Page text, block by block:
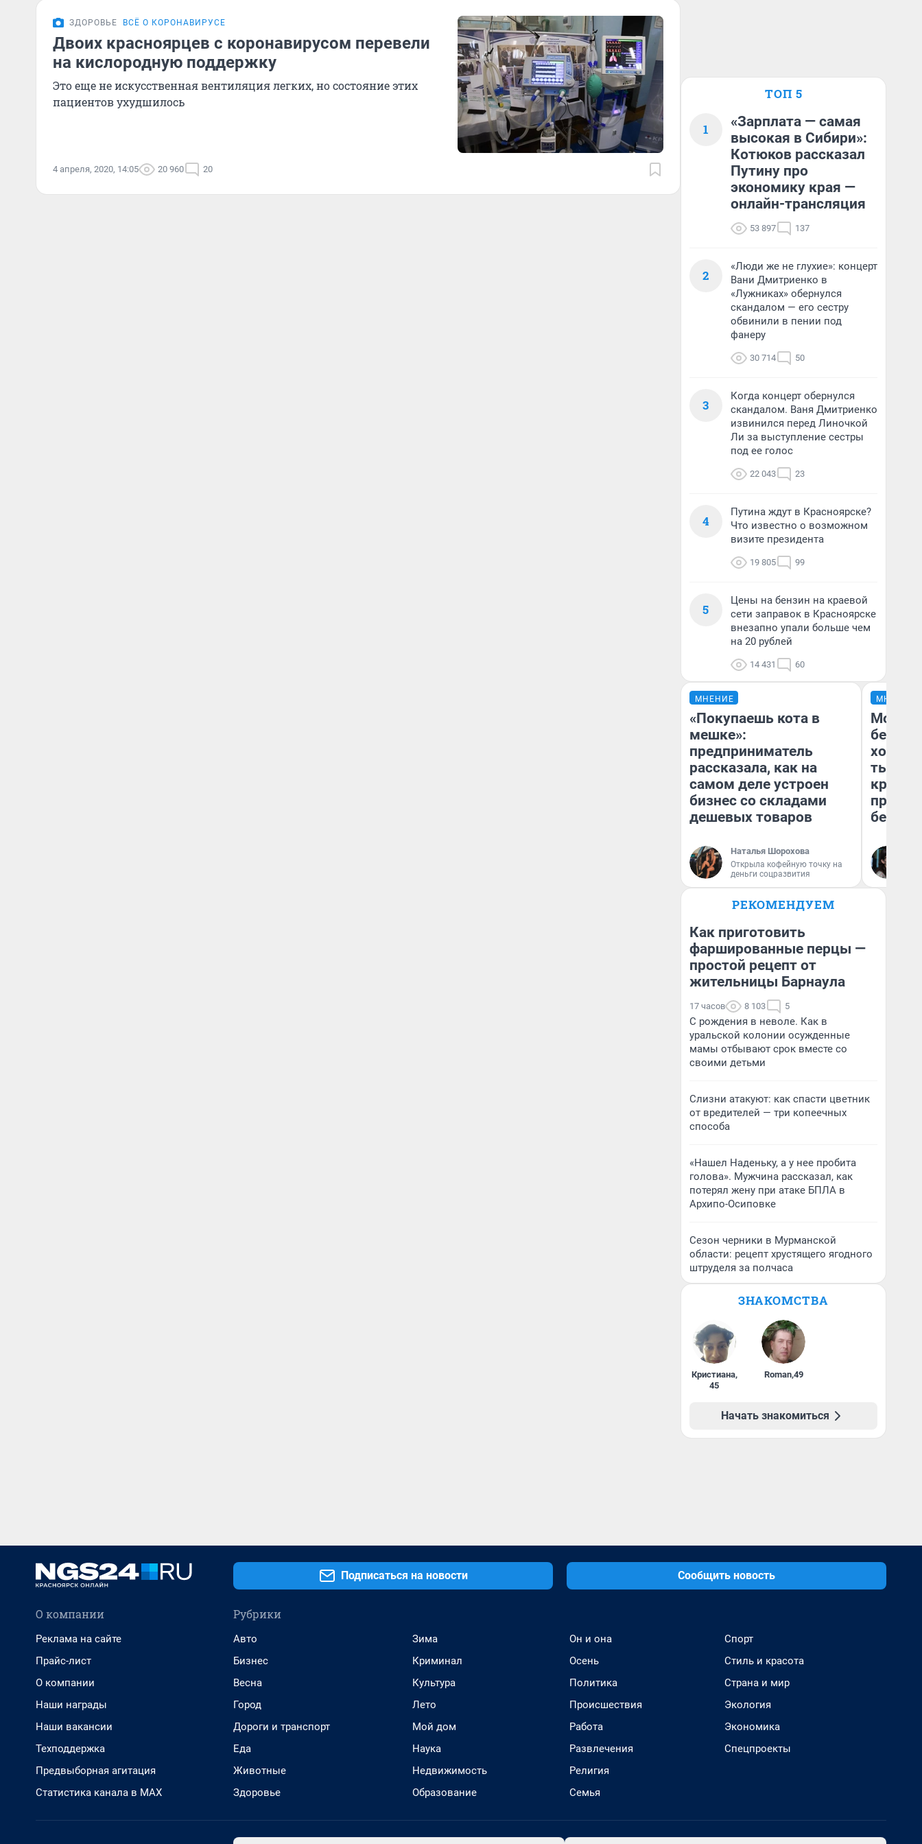
ЗДОРОВЬЕ ВСЁ О КОРОНАВИРУСЕ
Двоих красноярцев с коронавирусом перевели
на кислородную поддержку
Это еще не искусственная вентиляция легких, но состояние этих
пациентов ухудшилось
4 апреля, 2020, 14:05 20 960 20
ТОП 5
1
«Зарплата — самая
высокая в Сибири»:
Котюков рассказал
Путину про
экономику края —
онлайн-трансляция
53 897 137
2
«Люди же не глухие»: концерт
Вани Дмитриенко в
«Лужниках» обернулся
скандалом — его сестру
обвинили в пении под
фанеру
30 714 50
3
Когда концерт обернулся
скандалом. Ваня Дмитриенко
извинился перед Линочкой
Ли за выступление сестры
под ее голос
22 043 23
4
Путина ждут в Красноярске?
Что известно о возможном
визите президента
19 805 99
5
Цены на бензин на краевой
сети заправок в Красноярске
внезапно упали больше чем
на 20 рублей
14 431 60
МНЕНИЕ
«Покупаешь кота в
мешке»:
предприниматель
рассказала, как на
самом деле устроен
бизнес со складами
дешевых товаров
Наталья Шорохова
Открыла кофейную точку на
деньги соцразвития
МНЕНИЕ
Мой
хотела
тысяч,
РЕКОМЕНДУЕМ
Как приготовить
фаршированные перцы —
простой рецепт от
жительницы Барнаула
17 часов 8 103 5
С рождения в неволе. Как в
уральской колонии осужденные
мамы отбывают срок вместе со
своими детьми
Слизни атакуют: как спасти цветник
от вредителей — три копеечных
способа
«Нашел Наденьку, а у нее пробита
голова». Мужчина рассказал, как
потерял жену при атаке БПЛА в
Архипо-Осиповке
Сезон черники в Мурманской
области: рецепт хрустящего ягодного
штруделя за полчаса
ЗНАКОМСТВА
Кристиана,
45
Roman,49
Начать знакомиться
Подписаться на новости Сообщить новость
О компании
Реклама на сайте
Прайс-лист
О компании
Наши награды
Наши вакансии
Техподдержка
Предвыборная агитация
Статистика канала в MAX
Рубрики
Авто
Бизнес
Весна
Город
Дороги и транспорт
Еда
Животные
Здоровье
Зима
Криминал
Культура
Лето
Мой дом
Наука
Недвижимость
Образование
Он и она
Осень
Политика
Происшествия
Работа
Развлечения
Религия
Семья
Спорт
Стиль и красота
Страна и мир
Экология
Экономика
Спецпроекты